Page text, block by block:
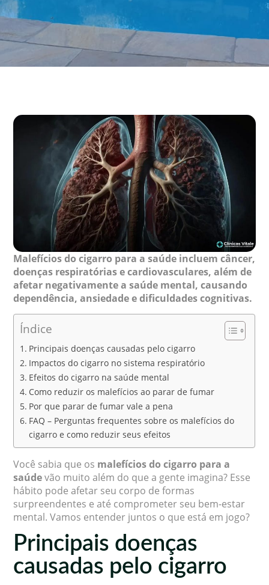
Malefícios do cigarro para a saúde incluem câncer,
doenças respiratórias e cardiovasculares, além de
afetar negativamente a saúde mental, causando
dependência, ansiedade e dificuldades cognitivas.
Índice
Principais doenças causadas pelo cigarro
Impactos do cigarro no sistema respiratório
Efeitos do cigarro na saúde mental
Como reduzir os malefícios ao parar de fumar
Por que parar de fumar vale a pena
FAQ – Perguntas frequentes sobre os malefícios do
cigarro e como reduzir seus efeitos
Você sabia que os malefícios do cigarro para a
saúdevão muito além do que a gente imagina? Esse
hábito pode afetar seu corpo de formas
surpreendentes e até comprometer seu bem-estar
mental. Vamos entender juntos o que está em jogo?
Principais doenças
causadas pelo cigarro